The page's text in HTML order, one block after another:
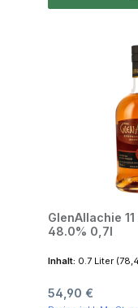
GlenAllachie
48.0% 0,7l
Inhalt: 0.7 Liter
Regulärer Preis:
54,90 €